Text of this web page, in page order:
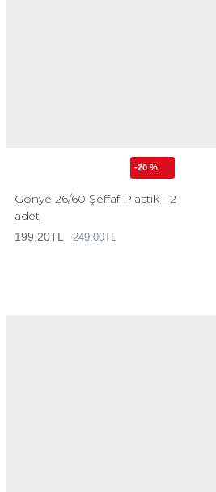
-20 %
Gönye 26/60 Şeffaf Plastik - 2
adet
199,20TL 249,00TL